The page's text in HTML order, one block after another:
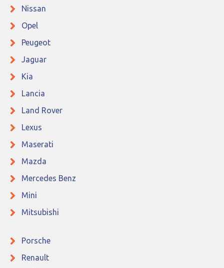
Nissan
Opel
Peugeot
Jaguar
Kia
Lancia
Land Rover
Lexus
Maserati
Mazda
Mercedes Benz
Mini
Mitsubishi
Porsche
Renault